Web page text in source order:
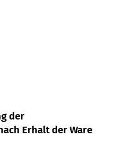
der
Erhalt der Ware